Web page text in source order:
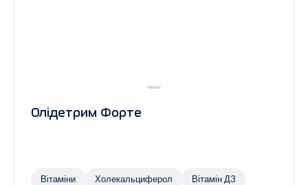
Олідетрим Форте
Вітаміни Холекальциферол Вітамін Д3